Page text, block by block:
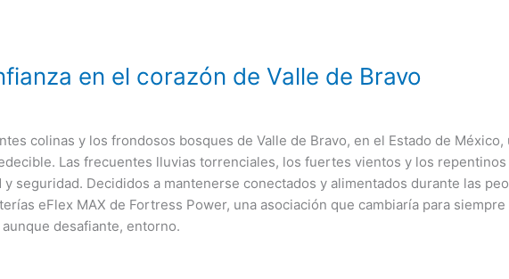
en el corazón de Valle de Bravo
colinas y los frondosos bosques de Valle de Bravo, en el Estado de
Las frecuentes lluvias torrenciales, los fuertes vientos y los
y seguridad. Decididos a mantenerse conectados y alimentados durante las
eFlex MAX de Fortress Power, una asociación que cambiaría para
desafiante, entorno.